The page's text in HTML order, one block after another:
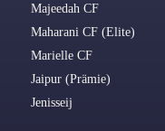
Majeedah CF
Maharani CF (Elite)
Marielle CF
Jaipur (Prämie)
Jenisseij